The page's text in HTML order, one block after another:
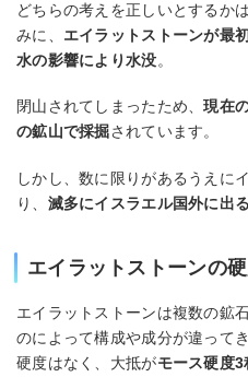
どちらの考えを正しいとするか
みに、 エイラットストーンが最
水の影響により水没。
閉山されてしまったため、現在
の鉱山で採掘されています。
しかし、数に限りがあるうえに
り、 滅多にイスラエル国外に出
エイラットストーンの
エイラットストーンは複数の鉱
のによって構成や成分が違って
硬度はなく、大抵がモース硬度3